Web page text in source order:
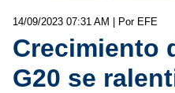
14/09/2023 07:31 AM | Por EFE
Crecimiento
G20 se